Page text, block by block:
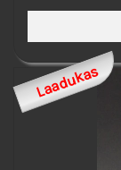
Laadukas